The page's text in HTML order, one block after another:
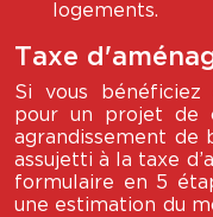
logements.
Taxe
Si vous bénéficiez
pour un projet de
agrandissement de
assujetti à la taxe
formulaire en 5
une estimation du